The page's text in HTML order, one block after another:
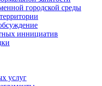
городской среды
иннициатив
услуг